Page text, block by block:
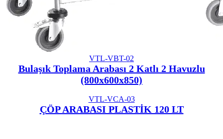
VTL-VBT-02
Bulaşık Toplama Arabası 2 Katlı 2 Havuzlu
(800x600x850)
VTL-VCA-03
ÇÖP ARABASI PLASTİK 120 LT